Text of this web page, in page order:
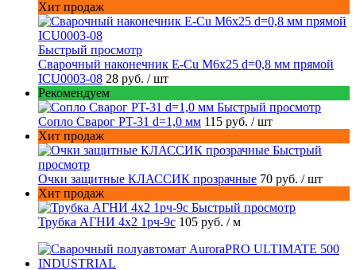
Хит продаж
Быстрый просмотр
Сварочный наконечник E-Cu M6x25 d=0,8 мм прямой
ICU0003-08 28 руб. / шт
Рекомендуем
Быстрый просмотр
Сопло Сварог PT-31 d=1,0 мм 115 руб. / шт
Хит продаж
Быстрый
просмотр
Очки защитные КЛАССИК прозрачные 70 руб. / шт
Хит продаж
Быстрый просмотр
Трубка АГНИ 4х2 1рч-9с 105 руб. / м